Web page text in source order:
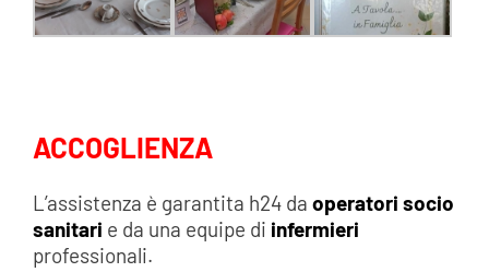
ACCOGLIENZA
L’assistenza è garantita h24 da operatori socio
sanitari e da una equipe di infermieri
professionali.